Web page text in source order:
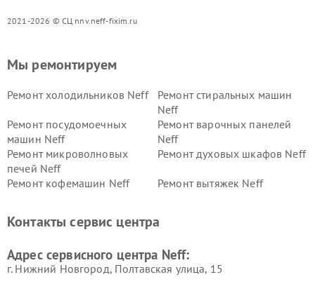
2021-2026 © СЦ nnv.neff-fixim.ru
Мы ремонтируем
Ремонт холодильников Neff
Ремонт стиральных машин
Neff
Ремонт посудомоечных
машин Neff
Ремонт варочных панелей
Neff
Ремонт микроволновых
печей Neff
Ремонт духовых шкафов Neff
Ремонт кофемашин Neff Ремонт вытяжек Neff
Контакты сервис центра
Адрес сервисного центра Neff:
г. Нижний Новгород, Полтавская улица, 15